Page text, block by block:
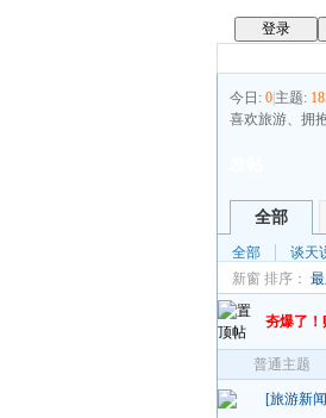
登录
今日: 0 主题:
喜欢旅游、拥
全部
全部 谈天
新窗 排序：
夯爆了！
普通主题
[旅游新